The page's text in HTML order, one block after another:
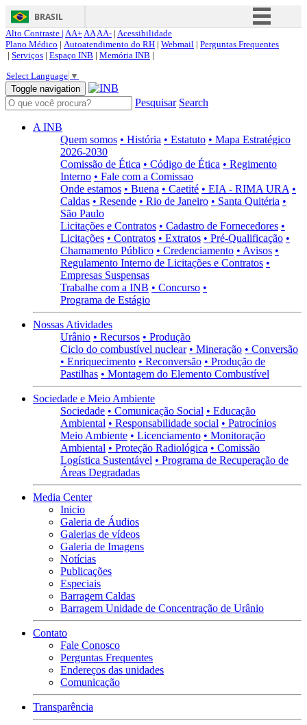
BRASIL
Simplifique!
Acesso à informação
Canais
Alto Contraste | AA+AAAA- | Acessibilidade
Plano Médico | Autoatendimento do RH | Webmail | Perguntas Frequentes
| Serviços | Espaço INB | Memória INB |
Select Language ▼
Toggle navigation
Pesquisar Search
A INB
Quem somos • História • Estatuto • Mapa Estratégico
2026-2030
Comissão de Ética • Código de Ética • Regimento
Interno • Fale com a Comissao
Onde estamos • Buena • Caetité • EIA - RIMA URA •
Caldas • Resende • Rio de Janeiro • Santa Quitéria •
São Paulo
Licitações e Contratos • Cadastro de Fornecedores •
Licitações • Contratos • Extratos • Pré-Qualificação •
Chamamento Público • Credenciamento • Avisos •
Regulamento Interno de Licitações e Contratos •
Empresas Suspensas
Trabalhe com a INB • Concurso •
Programa de Estágio
Nossas Atividades
Urânio • Recursos • Produção
Ciclo do combustível nuclear • Mineração • Conversão
• Enriquecimento • Reconversão • Produção de
Pastilhas • Montagem do Elemento Combustível
Sociedade e Meio Ambiente
Sociedade • Comunicação Social • Educação
Ambiental • Responsabilidade social • Patrocínios
Meio Ambiente • Licenciamento • Monitoração
Ambiental • Proteção Radiológica • Comissão
Logística Sustentável • Programa de Recuperação de
Áreas Degradadas
Media Center
Inicio
Galeria de Áudios
Galerias de vídeos
Galeria de Imagens
Notícias
Publicações
Especiais
Barragem Caldas
Barragem Unidade de Concentração de Urânio
Contato
Fale Conosco
Perguntas Frequentes
Endereços das unidades
Comunicação
Transparência